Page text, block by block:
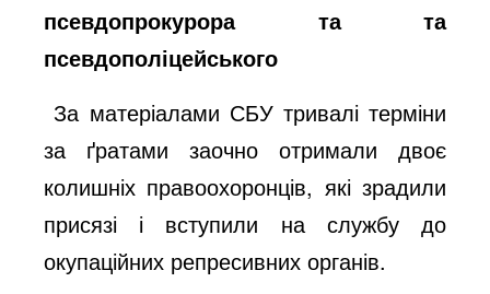
псевдопрокурора та та
псевдополіцейського
За матеріалами СБУ тривалі терміни
за ґратами заочно отримали двоє
колишніх правоохоронців, які зрадили
присязі і вступили на службу до
окупаційних репресивних органів.